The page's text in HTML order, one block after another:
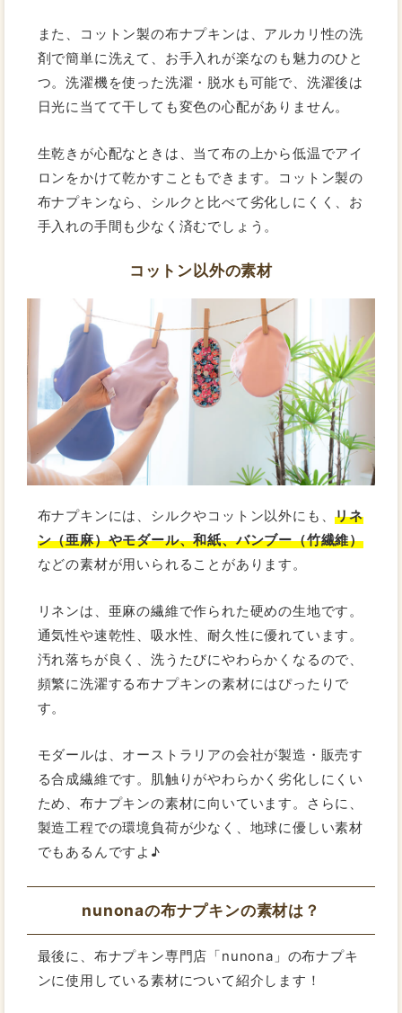
また、コットン製の布ナプキンは、アルカリ性の洗
剤で簡単に洗えて、お手入れが楽なのも魅力のひと
つ。洗濯機を使った洗濯・脱水も可能で、洗濯後は
日光に当てて干しても変色の心配がありません。
生乾きが心配なときは、当て布の上から低温でアイ
ロンをかけて乾かすこともできます。コットン製の
布ナプキンなら、シルクと比べて劣化しにくく、お
手入れの手間も少なく済むでしょう。
コットン以外の素材
布ナプキンには、シルクやコットン以外にも、リネ
ン（亜麻）やモダール、和紙、バンブー（竹繊維）
などの素材が用いられることがあります。
リネンは、亜麻の繊維で作られた硬めの生地です。
通気性や速乾性、吸水性、耐久性に優れています。
汚れ落ちが良く、洗うたびにやわらかくなるので、
頻繁に洗濯する布ナプキンの素材にはぴったりで
す。
モダールは、オーストラリアの会社が製造・販売す
る合成繊維です。肌触りがやわらかく劣化しにくい
ため、布ナプキンの素材に向いています。さらに、
製造工程での環境負荷が少なく、地球に優しい素材
でもあるんですよ♪
nunonaの布ナプキンの素材は？
最後に、布ナプキン専門店「nunona」の布ナプキ
ンに使用している素材について紹介します！